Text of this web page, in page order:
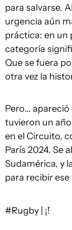
para salvarse.
urgencia aún
práctica: en un
categoría
Que se fuera
otra vez la
Pero…
tuvieron un
en el Circuito,
París 2024. Se
Sudamérica, y
para recibir
#Rugby | ¡́!